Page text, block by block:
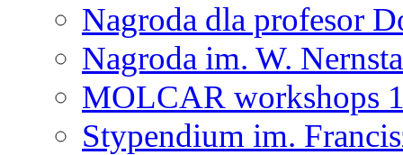
Nagroda dla profesor
Nagroda im. W.
MOLCAR workshops
Stypendium im.